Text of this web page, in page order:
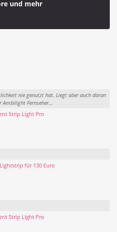
und mehr
nie genutzt hat. Liegt aber auch daran
Fernseher...
Strip Light Pro
für 130 Euro
Strip Light Pro